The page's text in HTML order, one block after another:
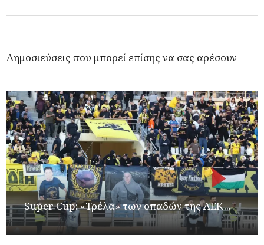
Δημοσιεύσεις που μπορεί επίσης να σας αρέσουν
Super Cup: «Τρέλα» των οπαδών της ΑΕΚ...